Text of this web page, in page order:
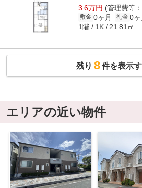
3.6万円 (管理費等
敷金 0ヶ月 礼金 0ヶ
1階 1K 21.81㎡
残り 8件を表示
エリアの近い物件